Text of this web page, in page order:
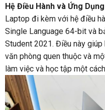
Hệ Điều Hành và Ứng
Laptop đi kèm với hệ điều
Single Language 64-bit và
Student 2021. Điều này
văn phòng quen thuộc và
làm việc và học tập một